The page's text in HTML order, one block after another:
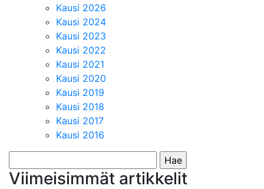
Kausi 2026
Kausi 2024
Kausi 2023
Kausi 2022
Kausi 2021
Kausi 2020
Kausi 2019
Kausi 2018
Kausi 2017
Kausi 2016
Viimeisimmät artikkelit